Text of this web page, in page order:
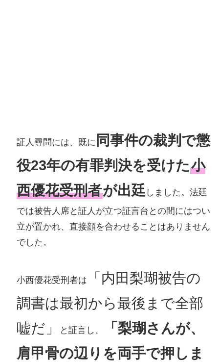
証人尋問には、既に 同事件の裁判で懲
役23年の有罪判決を受けた小
西優花受刑者が出廷 しました。法廷
では被告人席と証人が立つ証言台との間にはつい
立が置かれ、直接顔を合わせることはありません
でした。
小西優花受刑者は
「内田梨瑚被告の
調書は最初から最後まで全部
嘘だ」
と証言し、
「梨瑚さんが、
肩甲骨の辺りを両手で押しま